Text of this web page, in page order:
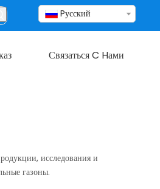
Pусский
Связаться C Hами
исследования и
газоны.